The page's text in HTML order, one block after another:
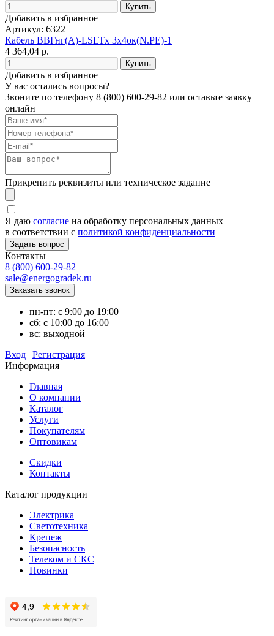
Добавить в избранное
Артикул: 6322
Кабель ВВГнг(А)-LSLTx 3х4ок(N.PE)-1
4 364,04 р.
Добавить в избранное
У вас остались вопросы?
Звоните по телефону 8 (800) 600-29-82 или оставьте заявку
онлайн
Прикрепить реквизиты или техническое задание
Я даю согласие на обработку персональных данных
в соответствии с политикой конфиденциальности
Контакты
8 (800) 600-29-82
sale@energogradek.ru
пн-пт: с 9:00 до 19:00
сб: с 10:00 до 16:00
вс: выходной
Вход | Регистрация
Информация
Главная
О компании
Каталог
Услуги
Покупателям
Оптовикам
Скидки
Контакты
Каталог продукции
Электрика
Светотехника
Крепеж
Безопасность
Телеком и СКС
Новинки